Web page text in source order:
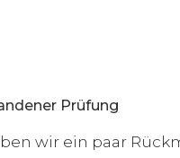
Prüfung
wir ein paar